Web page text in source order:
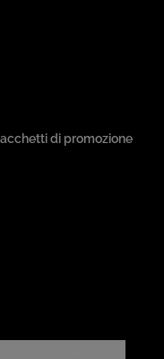
di promozione